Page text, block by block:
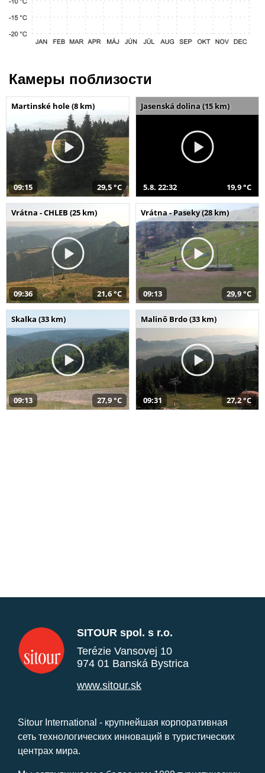
Камеры поблизости
Martinské hole (8 km)
09:15 29,5 °C
Jasenská dolina (15 km)
5.8. 22:32 19,9 °C
Vrátna - CHLEB (25 km)
09:36 21,6 °C
Vrátna - Paseky (28 km)
09:13 29,9 °C
Skalka (33 km)
09:13 27,9 °C
Malinô Brdo (33 km)
09:31 27,2 °C
SITOUR spol. s r.o.
Terézie Vansovej 10
974 01 Banská Bystrica
www.sitour.sk
Sitour International - крупнейшая корпоративная
сеть технологических инноваций в туристических
центрах мира.